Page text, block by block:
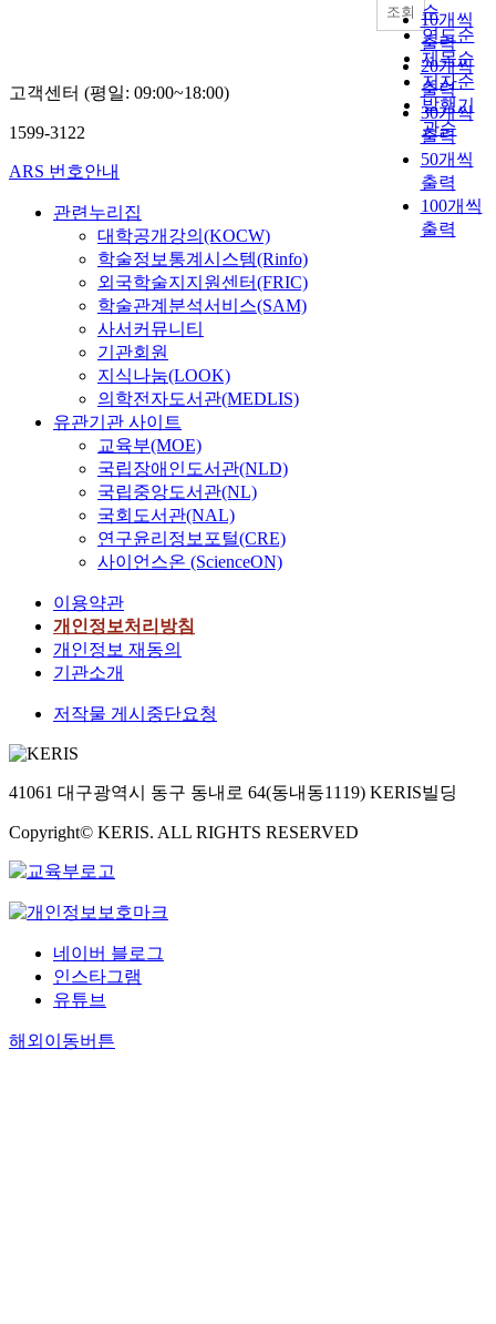
순
연도순
제목순
저자순
발행기
관순
10개씩
출력
20개씩
출력
30개씩
출력
50개씩
출력
100개씩
출력
조회
고객센터 (평일: 09:00~18:00)
1599-3122
ARS 번호안내
관련누리집
대학공개강의(KOCW)
학술정보통계시스템(Rinfo)
외국학술지지원센터(FRIC)
학술관계분석서비스(SAM)
사서커뮤니티
기관회원
지식나눔(LOOK)
의학전자도서관(MEDLIS)
유관기관 사이트
교육부(MOE)
국립장애인도서관(NLD)
국립중앙도서관(NL)
국회도서관(NAL)
연구윤리정보포털(CRE)
사이언스온 (ScienceON)
이용약관
개인정보처리방침
개인정보 재동의
기관소개
저작물 게시중단요청
41061 대구광역시 동구 동내로 64(동내동1119) KERIS빌딩
Copyright© KERIS. ALL RIGHTS RESERVED
네이버 블로그
인스타그램
유튜브
해외이동버튼